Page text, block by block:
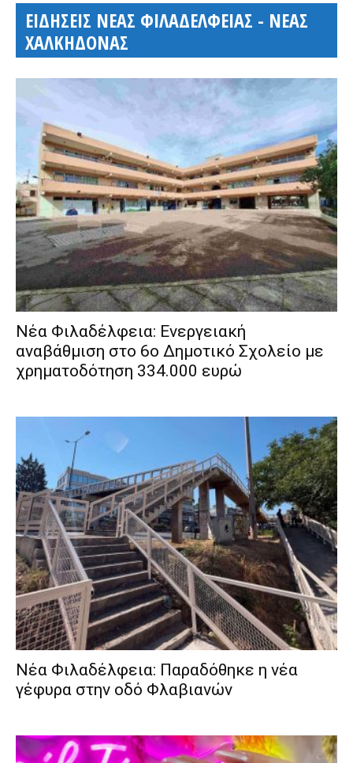
ΕΙΔΗΣΕΙΣ ΝΕΑΣ ΦΙΛΑΔΕΛΦΕΙΑΣ - ΝΕΑΣ
ΧΑΛΚΗΔΟΝΑΣ
Νέα Φιλαδέλφεια: Ενεργειακή
αναβάθμιση στο 6ο Δημοτικό Σχολείο με
χρηματοδότηση 334.000 ευρώ
Νέα Φιλαδέλφεια: Παραδόθηκε η νέα
γέφυρα στην οδό Φλαβιανών